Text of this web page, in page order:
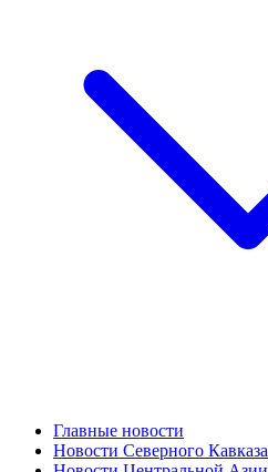
Главные новости
Новости Северного Кавказа